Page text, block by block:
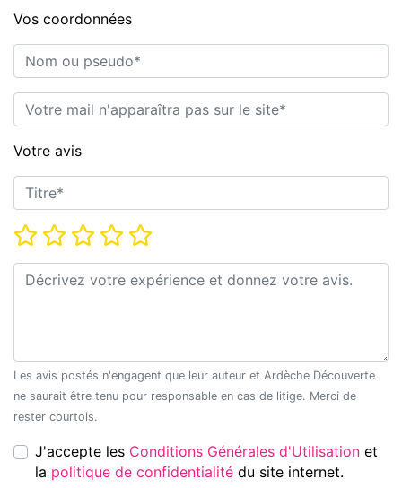
Vos coordonnées
Nom ou pseudo*
E-mail*
Votre avis
Titre*
Note*
Commentaire*
Les avis postés n'engagent que leur auteur et Ardèche Découverte
ne saurait être tenu pour responsable en cas de litige. Merci de
rester courtois.
J'accepte les Conditions Générales d'Utilisation et
la
politique de confidentialité du site internet.